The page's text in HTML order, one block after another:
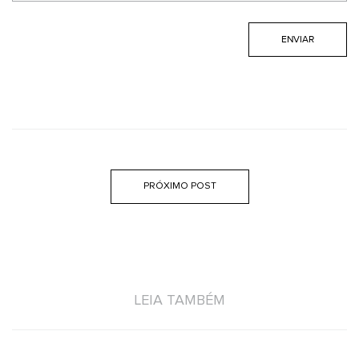
PRÓXIMO POST
LEIA TAMBÉM